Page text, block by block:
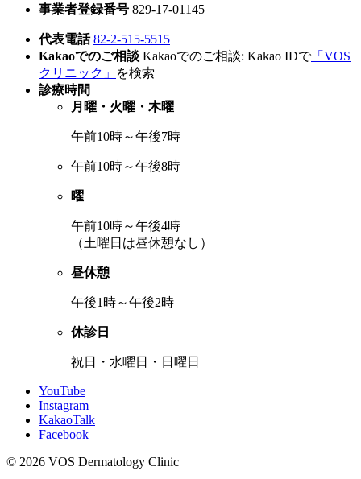
事業者登録番号 829-17-01145
代表電話 82-2-515-5515
Kakaoでのご相談 Kakaoでのご相談: Kakao IDで「VOS
クリニック」
を検索
診療時間
月曜・火曜・木曜
午前10時～午後7時
午前10時～午後8時
曜
午前10時～午後4時
（土曜日は昼休憩なし）
昼休憩
午後1時～午後2時
休診日
祝日・水曜日・日曜日
YouTube
Instagram
KakaoTalk
Facebook
© 2026 VOS Dermatology Clinic